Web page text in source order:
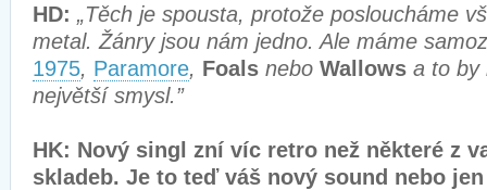
HD: „Těch je spousta, protože posloucháme
metal. Žánry jsou nám jedno. Ale máme
1975, Paramore, Foals nebo Wallows a to by
největší smysl.”
HK: Nový singl zní víc retro než některé z
skladeb. Je to teď váš nový sound nebo